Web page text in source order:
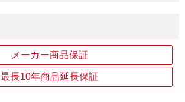
メーカー商品保証
最長10年商品延長保証